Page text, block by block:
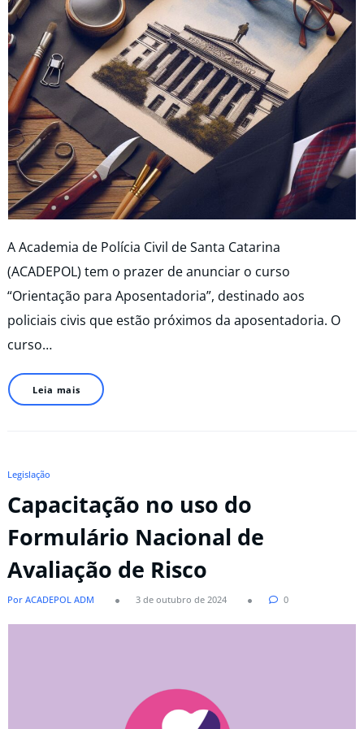
A Academia de Polícia Civil de Santa Catarina
(ACADEPOL) tem o prazer de anunciar o curso
“Orientação para Aposentadoria”, destinado aos
policiais civis que estão próximos da aposentadoria. O
curso…
Leia mais
Legislação
Capacitação no uso do
Formulário Nacional de
Avaliação de Risco
Por ACADEPOL ADM 3 de outubro de 2024 0